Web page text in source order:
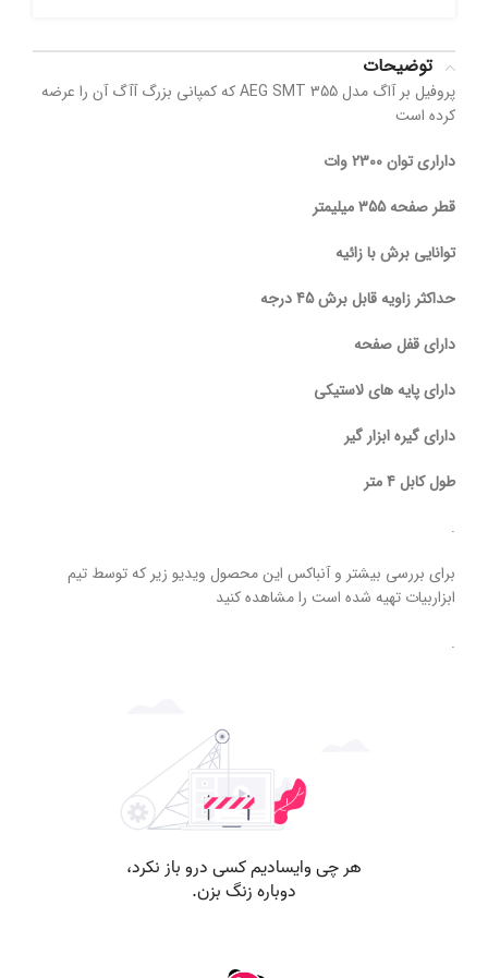
توضیحات
پروفیل بر آاگ مدل AEG SMT 355 که کمپانی بزرگ آآگ آن را عرضه
کرده است
داراری توان 2300 وات
قطر صفحه 355 میلیمتر
توانایی برش با زائیه
حداکثر زاویه قابل برش 45 درجه
دارای قفل صفحه
دارای پایه های لاستیکی
دارای گیره ابزار گیر
طول کابل 4 متر
.
برای بررسی بیشتر و آنباکس این محصول ویدیو زیر که توسط تیم
ابزاربیات تهیه شده است را مشاهده کنید
.